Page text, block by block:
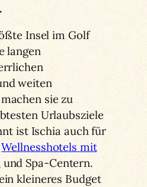
Insel im Golf
langen
weiten
sie zu
Urlaubsziele
ist Ischia auch für
Wellnesshotels mit
und Spa-Centern.
kleineres Budget